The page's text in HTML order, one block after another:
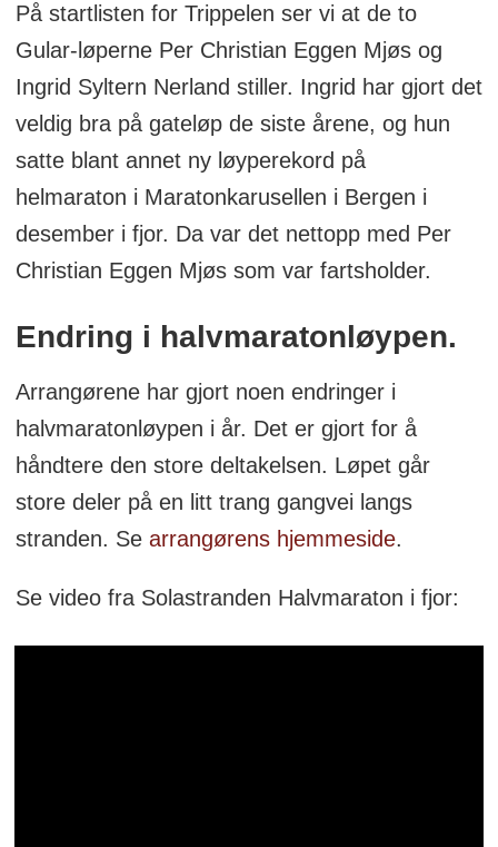
På startlisten for Trippelen ser vi at de to
Gular-løperne Per Christian Eggen Mjøs og
Ingrid Syltern Nerland stiller. Ingrid har gjort det
veldig bra på gateløp de siste årene, og hun
satte blant annet ny løyperekord på
helmaraton i Maratonkarusellen i Bergen i
desember i fjor. Da var det nettopp med Per
Christian Eggen Mjøs som var fartsholder.
Endring i halvmaratonløypen.
Arrangørene har gjort noen endringer i
halvmaratonløypen i år. Det er gjort for å
håndtere den store deltakelsen. Løpet går
store deler på en litt trang gangvei langs
stranden. Se arrangørens hjemmeside.
Se video fra Solastranden Halvmaraton i fjor: